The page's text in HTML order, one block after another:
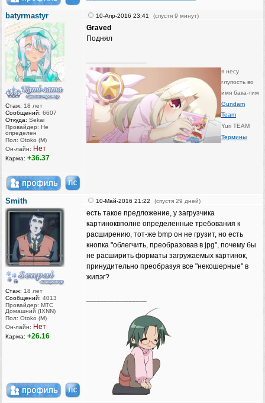
batyrmastyr
Стаж: 18 лет
Сообщений: 6607
Откуда: Sekai
Провайдер: Не
определен
Пол: Otoko (M)
Он-лайн: Нет
Карма: +36.37
10-Апр-2016 23:41 (спустя 9 минут)
Graved
Поднял
я несу
глупость во
имя бака-тим
Gundam
Team
Yuri TEAM
Термины
Smith
Стаж: 18 лет
Сообщений: 4013
Провайдер: МТС
Домашний (IXNN)
Пол: Otoko (M)
Он-лайн: Нет
Карма: +26.16
10-Май-2016 21:22 (спустя 29 дней)
есть такое предложение, у загрузчика
картиноквполне определенные требования к
расширению, тот-же bmp он не грузит, но есть
кнопка "облегчить, преобразовав в jpg", почему бы
не расширить форматы загружаемых картинок,
принудительно преобразуя все "некошерные" в
жипэг?